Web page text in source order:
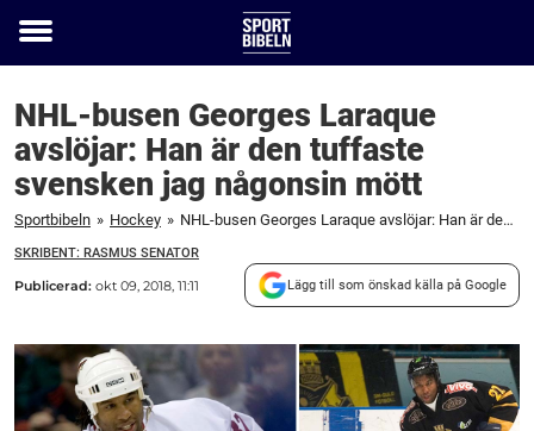
Toggle
NHL-busen Georges Laraque
avslöjar: Han är den tuffaste
svensken jag någonsin mött
Sportbibeln » Hockey » NHL-busen Georges Laraque avslöjar: Han är den tuffaste svensken jag någonsin mött
SKRIBENT: RASMUS SENATOR
Publicerad: okt 09, 2018, 11:11 Lägg till som önskad källa på Google